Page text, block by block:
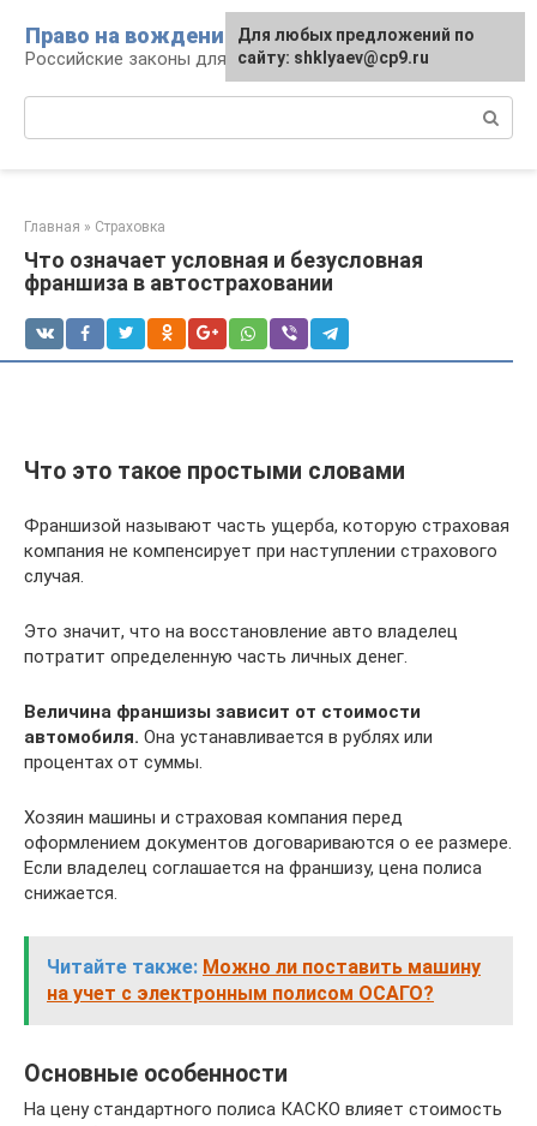
контенту
Право на вождение
Российские законы для автомобилистов
Главная » Страховка
Что означает условная и безусловная
франшиза в автостраховании
Что это такое простыми словами
Франшизой называют часть ущерба, которую страховая
компания не компенсирует при наступлении страхового
случая.
Это значит, что на восстановление авто владелец
потратит определенную часть личных денег.
Величина франшизы зависит от стоимости
автомобиля. Она устанавливается в рублях или
процентах от суммы.
Хозяин машины и страховая компания перед
оформлением документов договариваются о ее размере.
Если владелец соглашается на франшизу, цена полиса
снижается.
Читайте также: Можно ли поставить машину
на учет с электронным полисом ОСАГО?
Основные особенности
На цену стандартного полиса КАСКО влияет стоимость
Для любых предложений по
сайту: shklyaev@cp9.ru